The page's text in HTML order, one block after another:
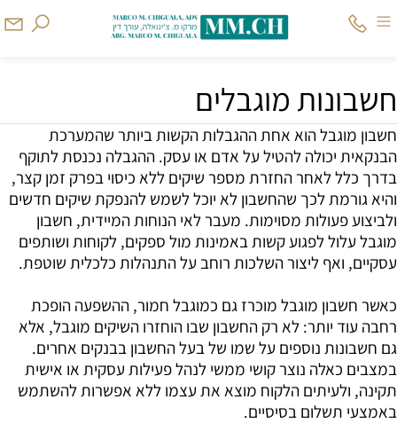
חשבונות מוגבלים
חשבון מוגבל הוא אחת ההגבלות הקשות ביותר שהמערכת
הבנקאית יכולה להטיל על אדם או עסק. ההגבלה נכנסת לתוקף
בדרך כלל לאחר החזרת מספר שיקים ללא כיסוי בפרק זמן קצר,
והיא גורמת לכך שהחשבון לא יוכל לשמש להנפקת שיקים חדשים
ולביצוע פעולות מסוימות. מעבר לאי הנוחות המיידית, חשבון
מוגבל עלול לפגוע קשות באמינות מול ספקים, לקוחות ושותפים
עסקיים, ואף ליצור השלכות רוחב על התנהלות כלכלית שוטפת.
כאשר חשבון מוגבל מוכרז גם כמוגבל חמור, ההשפעה הופכת
רחבה עוד יותר: לא רק החשבון שבו הוחזרו השיקים מוגבל, אלא
גם חשבונות נוספים על שמו של בעל החשבון בבנקים אחרים.
במצבים כאלה נוצר קושי ממשי לנהל פעילות עסקית או אישית
תקינה, ולעיתים הלקוח מוצא את עצמו ללא אפשרות להשתמש
באמצעי תשלום בסיסיים.